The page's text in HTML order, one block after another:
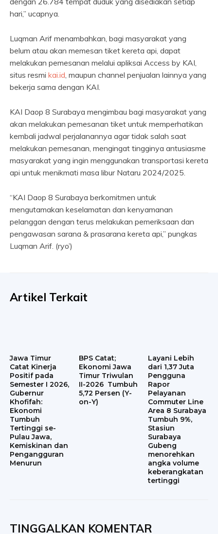
hari,” ucapnya.
Luqman Arif menambahkan, bagi masyarakat yang
belum atau akan memesan tiket kereta api, dapat
melakukan pemesanan melalui apliksai Access by KAI,
situs resmi kai.id, maupun channel penjualan lainnya yang
bekerja sama dengan KAI.
KAI Daop 8 Surabaya mengimbau bagi masyarakat yang
akan melakukan pemesanan tiket untuk memperhatikan
kembali jadwal perjalanannya agar tidak salah saat
melakukan pemesanan, mengingat tingginya antusiasme
masyarakat yang ingin menggunakan transportasi kereta
api untuk menikmati masa libur Nataru 2024/2025.
“KAI Daop 8 Surabaya berkomitmen untuk
mengutamakan keselamatan dan kenyamanan
pelanggan dengan terus melakukan pemeriksaan dan
pengawasan sarana & prasarana kereta api,” pungkas
Luqman Arif. (ryo’)
Artikel Terkait
Jawa Timur
Catat Kinerja
Positif pada
Semester I 2026,
Gubernur
Khofifah:
Ekonomi
Tumbuh
Tertinggi se-
Pulau Jawa,
Kemiskinan dan
Pengangguran
Menurun
BPS Catat;
Ekonomi Jawa
Timur Triwulan
II-2026 Tumbuh
5,72 Persen (Y-
on-Y)
Layani Lebih
dari 1,37 Juta
Pengguna
Rapor
Pelayanan
Commuter Line
Area 8 Surabaya
Tumbuh 9%,
Stasiun
Surabaya
Gubeng
menorehkan
angka volume
keberangkatan
tertinggi
TINGGALKAN KOMENTAR